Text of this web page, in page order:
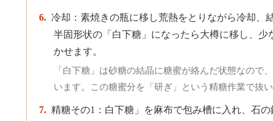
冷却：素焼きの瓶に移し荒熱をとりながら冷却、
半固形状の「白下糖」になったら大樽に移し、少
かせます。
「白下糖」は砂糖の結晶に糖蜜が絡んだ状態なので
います。この糖蜜分を「研ぎ」という精糖作業で抜
精糖その1：白下糖」を麻布で包み槽に入れ、石